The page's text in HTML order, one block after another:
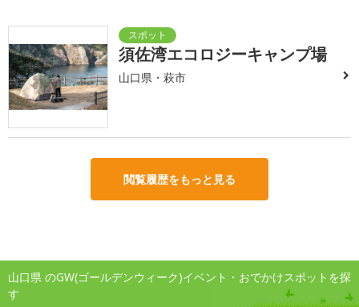
須佐湾エコロジーキャンプ場
山口県・萩市
閲覧履歴をもっと見る
山口県 のGW(ゴールデンウィーク)イベント・おでかけスポットを探
す